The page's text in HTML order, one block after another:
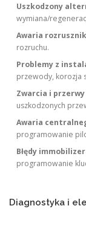
Uszkodzony
wymiana/
Awaria
rozruchu.
Problemy z
przewody, korozja
Zwarcia i
uszkodzonych
Awaria
programowanie
Błędy
programowanie
Diagnostyka i